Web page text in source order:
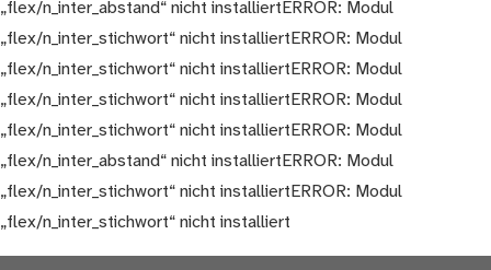
„flex/n_inter_abstand“ nicht installiertERROR: Modul
„flex/n_inter_stichwort“ nicht installiertERROR: Modul
„flex/n_inter_stichwort“ nicht installiertERROR: Modul
„flex/n_inter_stichwort“ nicht installiertERROR: Modul
„flex/n_inter_stichwort“ nicht installiertERROR: Modul
„flex/n_inter_abstand“ nicht installiertERROR: Modul
„flex/n_inter_stichwort“ nicht installiertERROR: Modul
„flex/n_inter_stichwort“ nicht installiert